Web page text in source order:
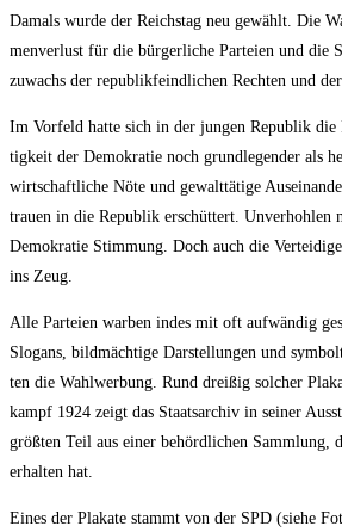
Damals wur­de der Reichs­tag neu gewählt. Die
men­ver­lust für die bür­ger­li­che Par­tei­en und die
zu­wachs der repu­blik­feind­li­chen Rech­ten und
Im Vor­feld hat­te sich in der jun­gen Repu­blik
tig­keit der Demo­kra­tie noch grund­le­gen­der als
wirt­schaft­li­che Nöte und gewalt­tä­ti­ge
trau­en in die Repu­blik erschüt­tert. Unver­hoh­len
Demo­kra­tie Stim­mung. Doch auch die
ins Zeug.
Alle Par­tei­en war­ben indes mit oft auf­wän­dig
Slo­gans, bild­mäch­ti­ge Dar­stel­lun­gen und
ten die Wahl­wer­bung. Rund drei­ßig sol­cher
kampf 1924 zeigt das Staats­ar­chiv in sei­ner
größ­ten Teil aus einer behörd­li­chen Samm­lung,
erhal­ten hat.
Eines der Pla­ka­te stammt von der SPD (sie­he